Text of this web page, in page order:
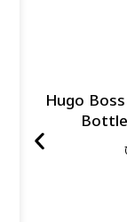
הוגו בוס בוטלד ביונד לאישה אדפ – Hugo Boss